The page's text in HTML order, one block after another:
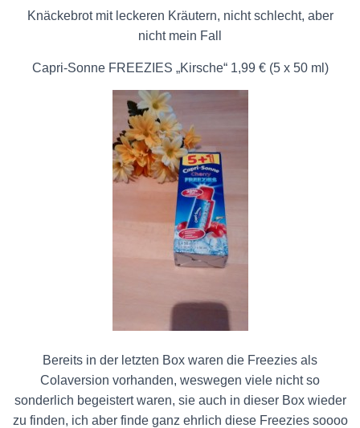
Knäckebrot mit leckeren Kräutern, nicht schlecht, aber
nicht mein Fall
Capri-Sonne FREEZIES „Kirsche“ 1,99 € (5 x 50 ml)
Bereits in der letzten Box waren die Freezies als
Colaversion vorhanden, weswegen viele nicht so
sonderlich begeistert waren, sie auch in dieser Box wieder
zu finden, ich aber finde ganz ehrlich diese Freezies soooo